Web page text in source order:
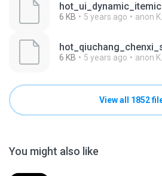
6 KB 5 years ago anon K.
6 KB 5 years ago anon K.
View all 1852
You might also like